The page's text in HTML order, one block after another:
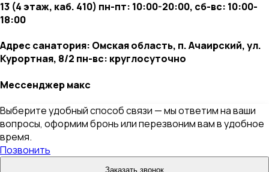
13 (4 этаж, каб. 410) пн-пт: 10:00-20:00, сб-вс: 10:00-
18:00
Адрес санатория: Омская область, п. Ачаирский, ул.
Курортная, 8/2 пн-вс: круглосуточно
Мессенджер макс
Выберите удобный способ связи — мы ответим на ваши
вопросы, оформим бронь или перезвоним вам в удобное
время.
Позвонить
Заказать звонок